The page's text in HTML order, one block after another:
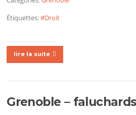
Étiquettes:#Droit
lire la suite
Grenoble – faluchards